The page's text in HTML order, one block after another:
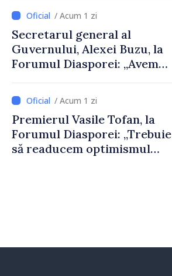
despre parcursul european
al Republicii Moldova.
/ Acum 1 zi
Secretarul general al
Guvernului, Alexei Buzu, la
Forumul Diasporei: „Avem
dumneavoastră pentru a
construi comunități mai
puternice”
/ Acum 1 zi
Premierul Vasile Tofan, la
Forumul Diasporei: „Trebuie
să readucem optimismul